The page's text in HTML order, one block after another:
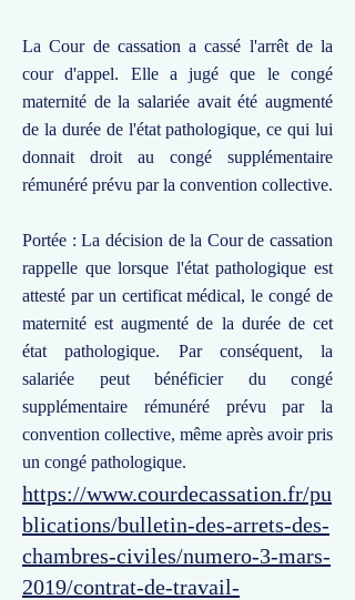
La Cour de cassation a cassé l'arrêt de la
cour d'appel. Elle a jugé que le congé
maternité de la salariée avait été augmenté
de la durée de l'état pathologique, ce qui lui
donnait droit au congé supplémentaire
rémunéré prévu par la convention collective.
Portée : La décision de la Cour de cassation
rappelle que lorsque l'état pathologique est
attesté par un certificat médical, le congé de
maternité est augmenté de la durée de cet
état pathologique. Par conséquent, la
salariée peut bénéficier du congé
supplémentaire rémunéré prévu par la
convention collective, même après avoir pris
un congé pathologique.
https://www.courdecassation.fr/pu
blications/bulletin-des-arrets-des-
chambres-civiles/numero-3-mars-
2019/contrat-de-travail-